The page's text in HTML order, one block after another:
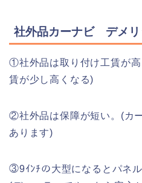
社外品カーナビ デメリ
①社外品は取り付け工賃が
賃が少し高くなる)
②社外品は保障が短い。(カ
あります)
③9ｲﾝﾁの大型になるとパネ